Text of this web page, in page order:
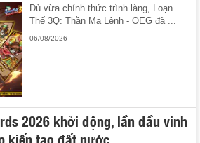
Dù vừa chính thức trình làng, Loạn
Thế 3Q: Thần Ma Lệnh - OEG đã ...
06/08/2026
2026 khởi động, lần đầu vinh
kiến tạo đất nước